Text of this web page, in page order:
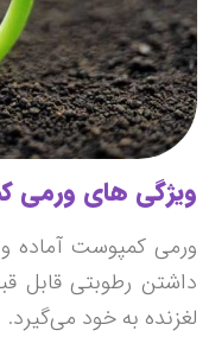
ویژگی های ورمی
ورمی کمپوست آماده
داشتن رطوبتی قابل
لغزنده به خود می‌گیرد.